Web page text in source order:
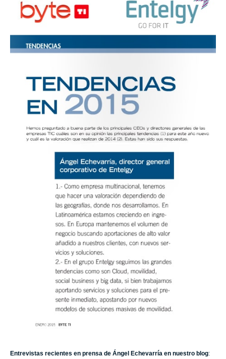
Entrevistas recientes en prensa de Ángel Echevarría en nuestro blog: